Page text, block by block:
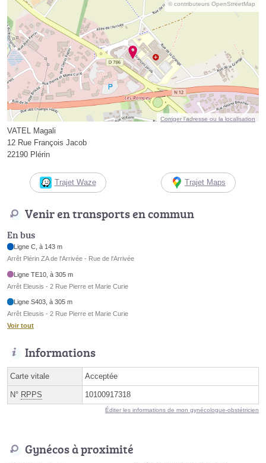
© contributeurs OpenStreetMap
Corriger l’adresse ou la localisation
VATEL Magali
12 Rue François Jacob
22190 Plérin
Trajet Waze Trajet Maps
Venir en transports en commun
En bus
Ligne C, à 143 m
Arrêt Plérin ZA de l'Arrivée - Rue de l'Arrivée
Ligne TE10, à 305 m
Arrêt Eleusis - 2 Rue Pierre et Marie Curie
Ligne S403, à 305 m
Arrêt Eleusis - 2 Rue Pierre et Marie Curie
Voir tout
Informations
Carte vitale Acceptée
N° RPPS 10100917318
Éditer les informations de mon gynécologue-obstétricien
Gynécos à proximité